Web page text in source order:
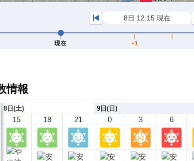
情報
8日(土)
15 18 21
9日(日)
0 3 6